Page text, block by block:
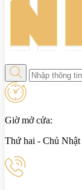
Giờ mở cửa:
Thứ hai - Chủ Nhật